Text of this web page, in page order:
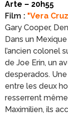
Arte – 20h55
Film : "Vera
Gary Cooper,
Dans un
l’ancien colonel
de Joe Erin, un
desperados.
entre les deux
resserrent
Maximilien, ils